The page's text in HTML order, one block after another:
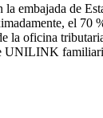
embajada de
el 70
la oficina
UNILINK